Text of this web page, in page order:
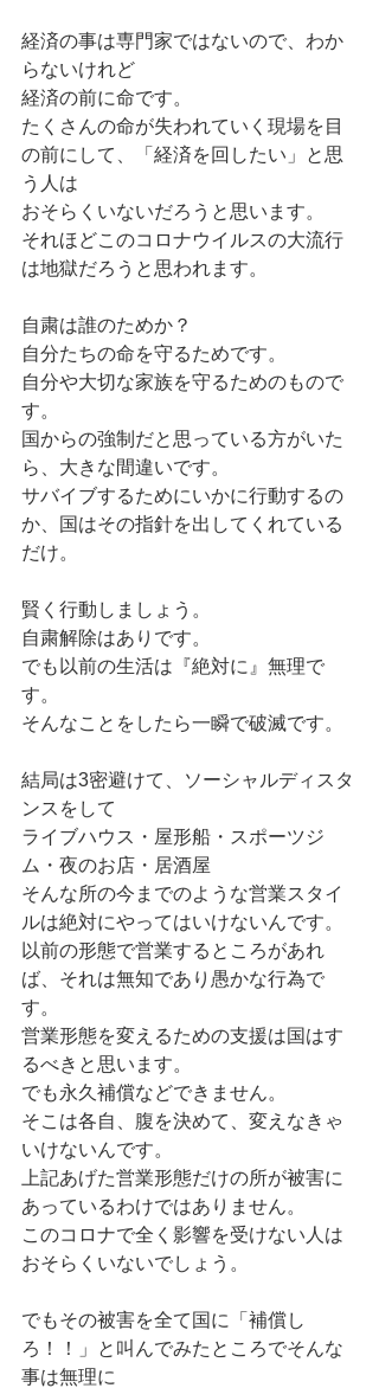
経済の事は専門家ではないので、わか
らないけれど
経済の前に命です。
たくさんの命が失われていく現場を目
の前にして、「経済を回したい」と思
う人は
おそらくいないだろうと思います。
それほどこのコロナウイルスの大流行
は地獄だろうと思われます。
自粛は誰のためか？
自分たちの命を守るためです。
自分や大切な家族を守るためのもので
す。
国からの強制だと思っている方がいた
ら、大きな間違いです。
サバイブするためにいかに行動するの
か、国はその指針を出してくれている
だけ。
賢く行動しましょう。
自粛解除はありです。
でも以前の生活は『絶対に』無理で
す。
そんなことをしたら一瞬で破滅です。
結局は3密避けて、ソーシャルディスタ
ンスをして
ライブハウス・屋形船・スポーツジ
ム・夜のお店・居酒屋
そんな所の今までのような営業スタイ
ルは絶対にやってはいけないんです。
以前の形態で営業するところがあれ
ば、それは無知であり愚かな行為で
す。
営業形態を変えるための支援は国はす
るべきと思います。
でも永久補償などできません。
そこは各自、腹を決めて、変えなきゃ
いけないんです。
上記あげた営業形態だけの所が被害に
あっているわけではありません。
このコロナで全く影響を受けない人は
おそらくいないでしょう。
でもその被害を全て国に「補償し
ろ！！」と叫んでみたところでそんな
事は無理に